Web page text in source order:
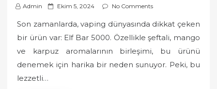
Admin
P
s
t
e
d
Ekim 5, 2024 No Comments
Son zamanlarda, vaping dünyasında dikkat çeken
bir ürün var: Elf Bar 5000. Özellikle şeftali, mango
ve karpuz aromalarının birleşimi, bu ürünü
denemek için harika bir neden sunuyor. Peki, bu
lezzetli…